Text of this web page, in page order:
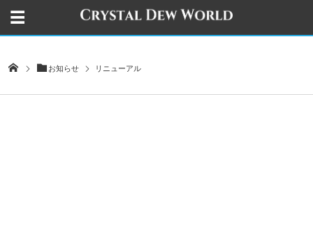
お知らせ リニューアル